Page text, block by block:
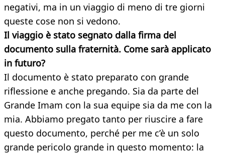
negativi, ma in un viaggio di meno di tre giorni
queste cose non si vedono.
Il viaggio è stato segnato dalla firma del
documento sulla fraternità. Come sarà applicato
in futuro?
Il documento è stato preparato con grande
riflessione e anche pregando. Sia da parte del
Grande Imam con la sua equipe sia da me con la
mia. Abbiamo pregato tanto per riuscire a fare
questo documento, perché per me c’è un solo
grande pericolo grande in questo momento: la